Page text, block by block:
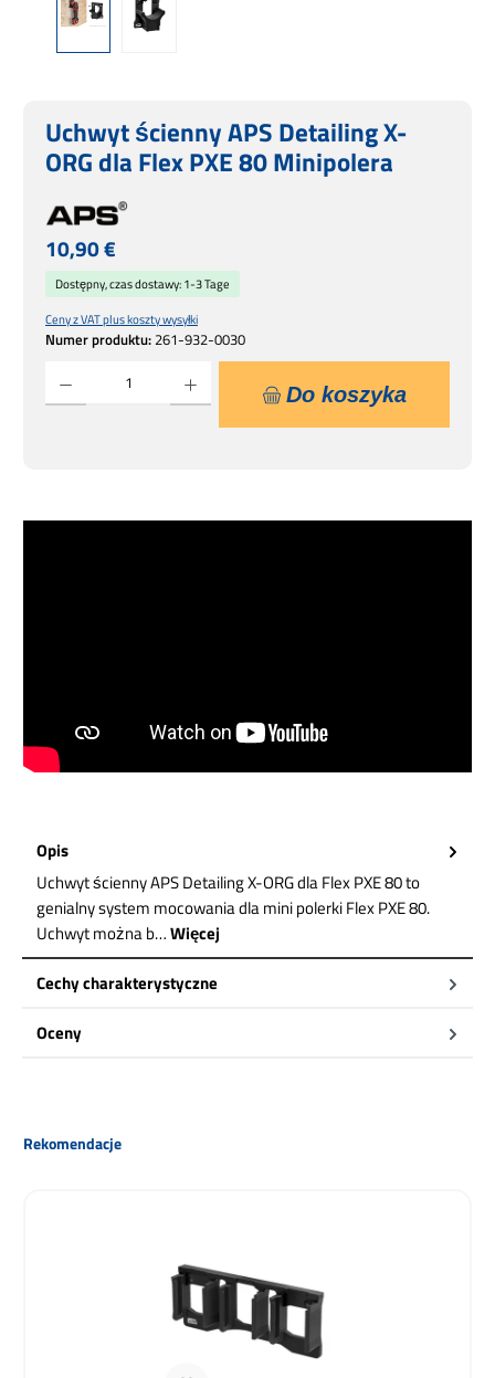
Uchwyt ścienny APS Detailing X-
ORG dla Flex PXE 80 Minipolera
Cena regularna:
10,90 €
Ceny z VAT plus koszty wysyłki
Numer produktu:261-932-0030
Dostępny, czas dostawy: 1-3 Tage
Do koszyka
Opis
Uchwyt ścienny APS Detailing X-ORG dla Flex PXE 80 to
genialny system mocowania dla mini polerki Flex PXE 80.
Uchwyt można b…Więcej
Cechy charakterystyczne
Oceny
Pomiń galerię produktów
Rekomendacje